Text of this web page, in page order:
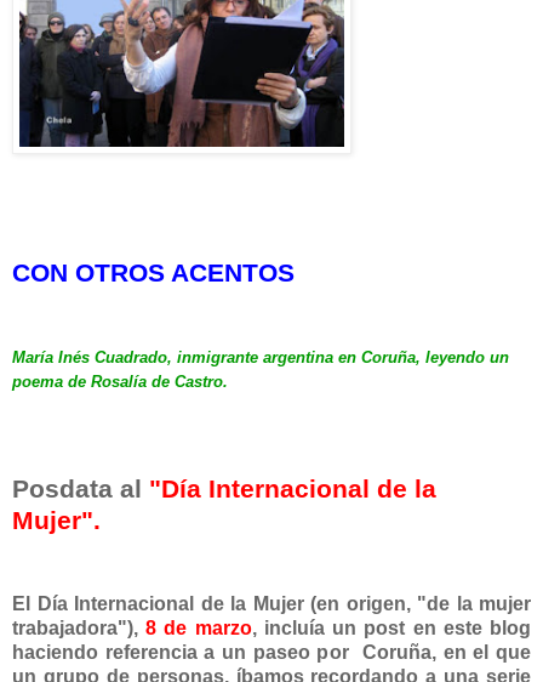
CON OTROS ACENTOS
María Inés Cuadrado, inmigrante argentina en Coruña, leyendo un
poema de Rosalía de Castro.
Posdata al "Día Internacional de la
Mujer".
El Día Internacional de la Mujer (en origen, "de la mujer
trabajadora"),8 de marzo, incluía un post en este blog
haciendo referencia a un paseo por Coruña, en el que
un grupo de personas, íbamos recordando a una serie